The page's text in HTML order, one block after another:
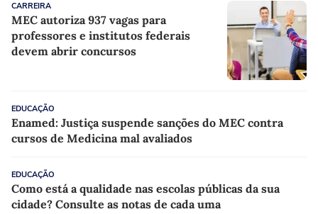
CARREIRA
MEC autoriza 937 vagas para
professores e institutos federais
devem abrir concursos
EDUCAÇÃO
Enamed: Justiça suspende sanções do MEC contra
cursos de Medicina mal avaliados
EDUCAÇÃO
Como está a qualidade nas escolas públicas da sua
cidade? Consulte as notas de cada uma